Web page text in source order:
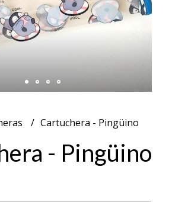
Cartuchera - Pingüino
- Pingüino